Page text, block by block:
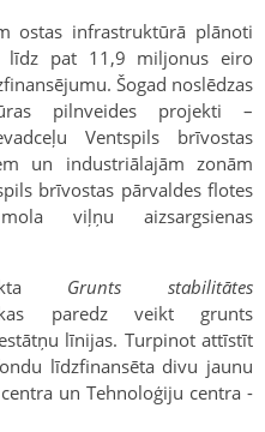
ostas infrastruktūrā plānoti
pat 11,9 miljonus eiro
Šogad noslēdzas
pilnveides projekti –
Ventspils brīvostas
un industriālajām zonām
brīvostas pārvaldes flotes
viļņu aizsargsienas
Grunts stabilitātes
paredz veikt grunts
līnijas. Turpinot attīstīt
līdzfinansēta divu jaunu
un Tehnoloģiju centra -